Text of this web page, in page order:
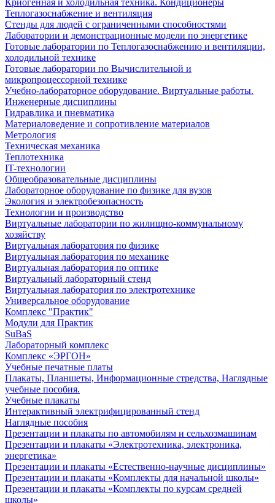
Криогенная и холодильная техника. Кондиционеры
Теплогазоснабжение и вентиляция
Стенды для людей с ограниченными способностями
Лаборатории и демонстрационные модели по энергетике
Готовые лаборатории по Теплогазоснабжению и вентиляции,
холодильной технике
Готовые лаборатории по Вычислительной и
микропроцессорной технике
Учебно-лабораторное оборудование. Виртуальные работы.
Инженерные дисциплины
Гидравлика и пневматика
Материаловедение и сопротивление материалов
Метрология
Техническая механика
Теплотехника
IT-технологии
Общеобразовательные дисциплины
Лабораторное оборудование по физике для вузов
Экология и электробезопасность
Технологии и производство
Виртуальные лаборатории по жилищно-коммунальному
хозяйству
Виртуальная лаборатория по физике
Виртуальная лаборатория по механике
Виртуальная лаборатория по оптике
Виртуальный лабораторный стенд
Виртуальная лаборатория по электротехнике
Универсальное оборудование
Комплекс "Практик"
Модули для Практик
SuBaS
Лабораторный комплекс
Комплекс «ЭРГОН»
Учебные печатные платы
Плакаты, Планшеты, Информационные стредства, Наглядные
учебные пособия.
Учебные плакаты
Интерактивный электрифицированный стенд
Наглядные пособия
Презентации и плакаты по автомобилям и сельхозмашинам
Презентации и плакаты «Электротехника, электроника,
энергетика»
Презентации и плакаты «Естественно-научные дисциплины»
Презентации и плакаты «Комплекты для начальной школы»
Презентации и плакаты «Комплекты по курсам средней
школы»